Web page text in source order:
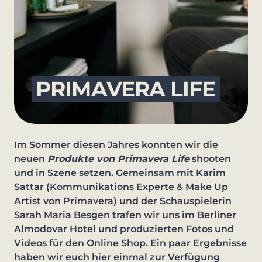
PRIMAVERA LIFE
Im Sommer diesen Jahres konnten wir die
neuen Produkte von Primavera Lifeshooten
und in Szene setzen. Gemeinsam mit Karim
Sattar (Kommunikations Experte & Make Up
Artist von Primavera) und der Schauspielerin
Sarah Maria Besgen trafen wir uns im Berliner
Almodovar Hotel und produzierten Fotos und
Videos für den Online Shop. Ein paar Ergebnisse
haben wir euch hier einmal zur Verfügung